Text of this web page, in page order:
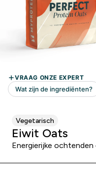
Vegetarisch
Eiwit Oats
Energierijke